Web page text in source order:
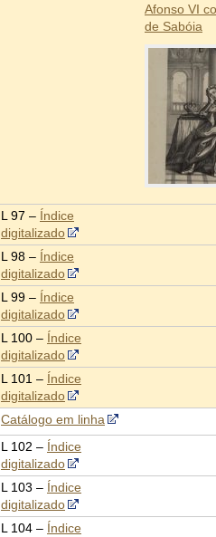
Afonso VI
de Sabóia
L 97 – Índice
digitalizado
L 98 – Índice
digitalizado
L 99 – Índice
digitalizado
L 100 – Índice
digitalizado
L 101 – Índice
digitalizado
Catálogo em linha
L 102 – Índice
digitalizado
L 103 – Índice
digitalizado
L 104 – Índice